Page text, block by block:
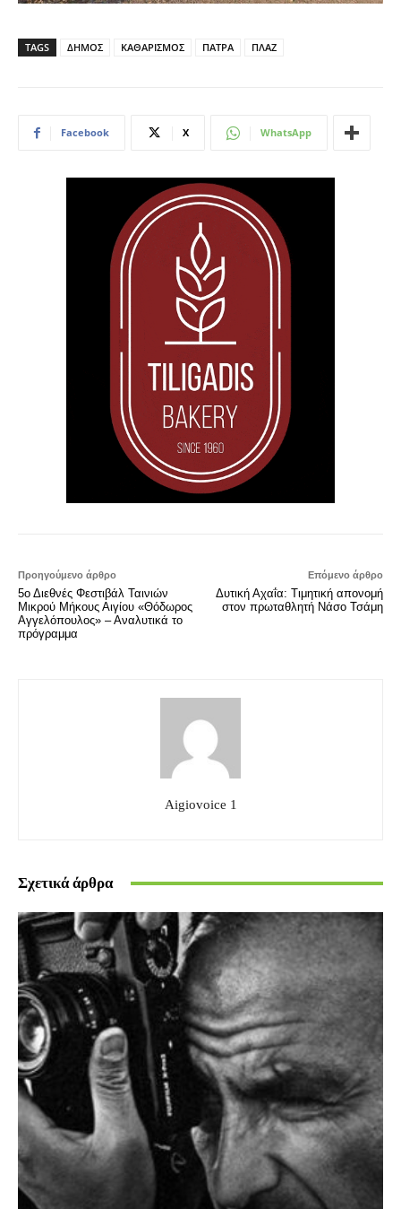
TAGS ΔΗΜΟΣ ΚΑΘΑΡΙΣΜΟΣ ΠΑΤΡΑ ΠΛΑΖ
Facebook X WhatsApp
Προηγούμενο άρθρο
5ο Διεθνές Φεστιβάλ Ταινιών
Μικρού Μήκους Αιγίου «Θόδωρος
Αγγελόπουλος» – Αναλυτικά το
πρόγραμμα
Επόμενο άρθρο
Δυτική Αχαΐα: Τιμητική απονομή
στον πρωταθλητή Νάσο Τσάμη
Aigiovoice 1
Σχετικά άρθρα